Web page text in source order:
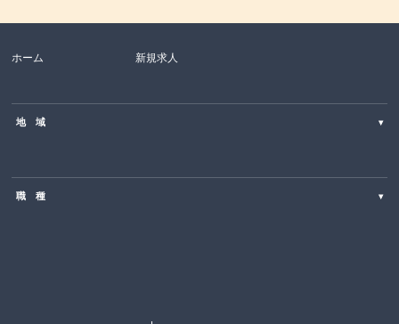
ホーム 新規求人
地 域 ▾
東北
職 種 ▾